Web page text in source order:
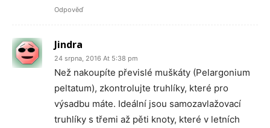
Odpověď
Jindra
24 srpna, 2016 At 5:38 pm
Než nakoupíte převislé muškáty (Pelargonium
peltatum), zkontrolujte truhlíky, které pro
výsadbu máte. Ideální jsou samozavlažovací
truhlíky s třemi až pěti knoty, které v letních